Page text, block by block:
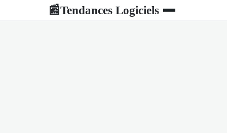
📰Tendances Logiciels